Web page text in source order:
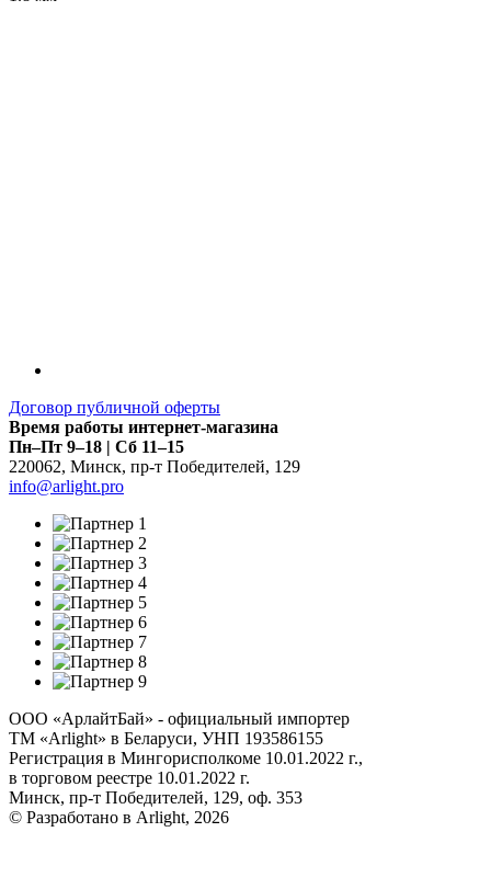
Договор публичной оферты
Время работы интернет-магазина
Пн–Пт 9–18 | Сб 11–15
220062, Минск, пр-т Победителей, 129
info@arlight.pro
ООО «АрлайтБай» - официальный импортер
ТМ «Arlight» в Беларуси, УНП 193586155
Регистрация в Мингорисполкоме 10.01.2022 г.,
в торговом реестре 10.01.2022 г.
Минск, пр-т Победителей, 129, оф. 353
© Разработано в Arlight, 2026